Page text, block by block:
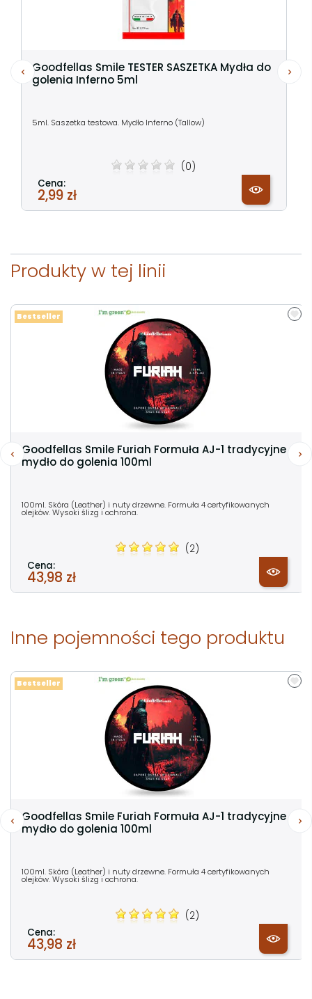
Goodfellas Smile TESTER SASZETKA Mydła do
golenia Inferno 5ml
5ml. Saszetka testowa. Mydło Inferno (Tallow)
(0)
Cena:
2,99 zł
Produkty w tej linii
Goodfellas Smile Furiah Formuła AJ-1 tradycyjne
mydło do golenia 100ml
100ml. Skóra (Leather) i nuty drzewne. Formuła 4 certyfikowanych
olejków. Wysoki ślizg i ochrona.
(2)
Cena:
43,98 zł
Bestseller
Inne pojemności tego produktu
Goodfellas Smile Furiah Formuła AJ-1 tradycyjne
mydło do golenia 100ml
100ml. Skóra (Leather) i nuty drzewne. Formuła 4 certyfikowanych
olejków. Wysoki ślizg i ochrona.
(2)
Cena:
43,98 zł
Bestseller